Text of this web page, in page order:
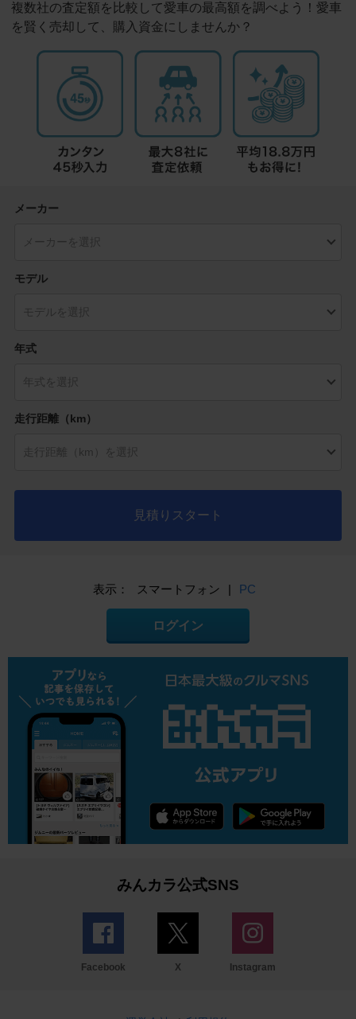
複数社の査定額を比較して愛車の最高額を調べよう！愛車
を賢く売却して、購入資金にしませんか？
メーカー
モデル
年式
走行距離（km）
見積りスタート
表示： スマートフォン PC
ログイン
みんカラ公式SNS
Facebook X Instagram